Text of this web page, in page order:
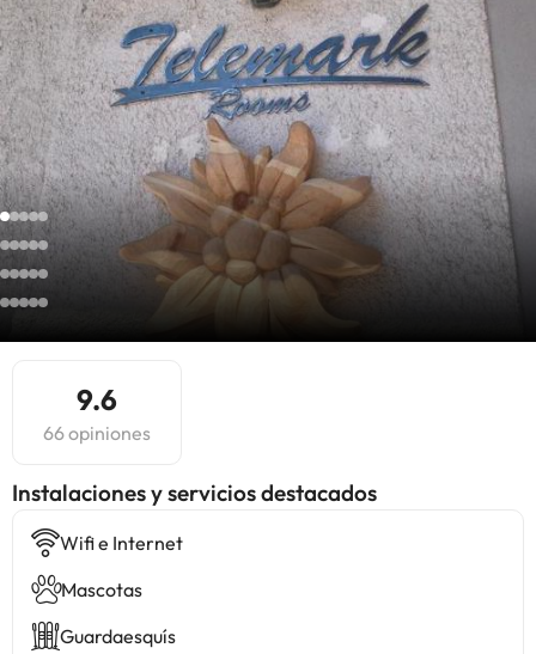
9.6
66 opiniones
Instalaciones y servicios destacados
Wifi e Internet
Mascotas
Guardaesquís